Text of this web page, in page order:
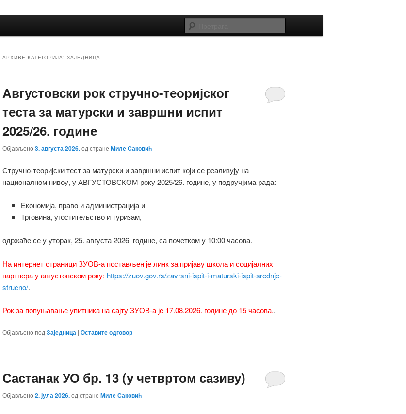
АРХИВЕ КАТЕГОРИЈА: ЗАЈЕДНИЦА
Августовски рок стручно-теоријског
теста за матурски и завршни испит
2025/26. године
Објављено 3. августа 2026.од стране Миле Саковић
Стручно-теоријски тест за матурски и завршни испит који се реализују на
националном нивоу, у АВГУСТОВСКОМ року 2025/26. године, у подручјима рада:
Економија, право и администрација и
Трговина, угоститељство и туризам,
одржаће се у уторак, 25. августа 2026. године, са почетком у 10:00 часова.
На интернет страници ЗУОВ-а постављен је линк за пријаву школа и социјалних
партнера у августовском року: https://zuov.gov.rs/zavrsni-ispit-i-maturski-ispit-srednje-
strucno/.
Рок за попуњавање упитника на сајту ЗУОВ-а је 17.08.2026. године до 15 часова..
Објављено подЗаједница | Оставите одговор
Састанак УО бр. 13 (у четвртом сазиву)
Објављено 2. јула 2026.од стране Миле Саковић